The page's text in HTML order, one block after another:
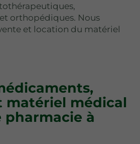
orthopédiques. Nous
et location du matériel
matériel médical
pharmacie à